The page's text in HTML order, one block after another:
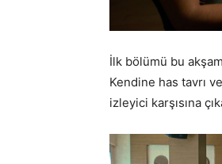
İlk bölümü bu
Kendine has tavrı
izleyici karşısına